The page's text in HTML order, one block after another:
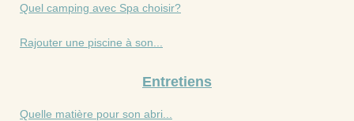
Quel camping avec Spa choisir?
Rajouter une piscine à son...
Entretiens
Quelle matière pour son abri...